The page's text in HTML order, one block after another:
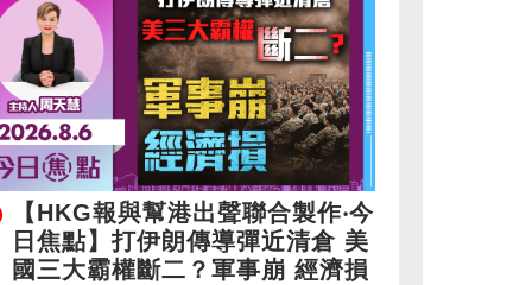
【HKG報與幫港出聲聯合製作‧今
日焦點】打伊朗傳導彈近清倉 美
國三大霸權斷二？軍事崩 經濟損